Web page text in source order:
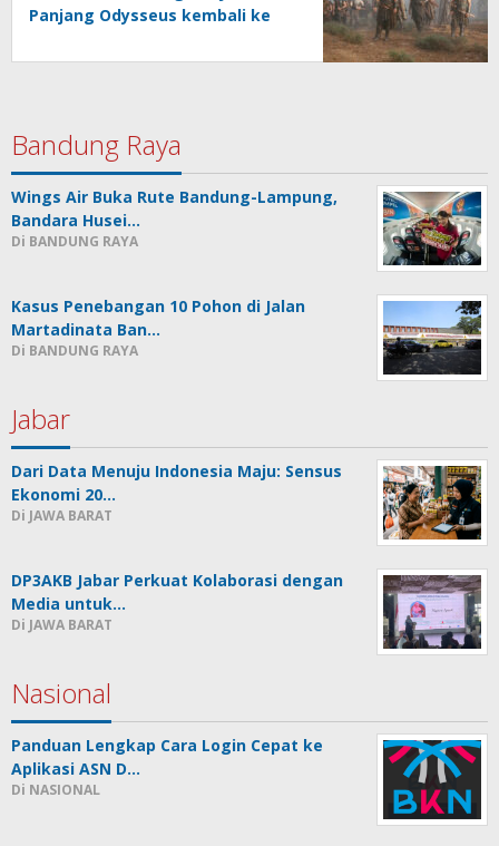
Panjang Odysseus kembali ke
Bandung Raya
Wings Air Buka Rute Bandung-Lampung,
Bandara Husei…
Di BANDUNG RAYA
Kasus Penebangan 10 Pohon di Jalan
Martadinata Ban…
Di BANDUNG RAYA
Jabar
Dari Data Menuju Indonesia Maju: Sensus
Ekonomi 20…
Di JAWA BARAT
DP3AKB Jabar Perkuat Kolaborasi dengan
Media untuk…
Di JAWA BARAT
Nasional
Panduan Lengkap Cara Login Cepat ke
Aplikasi ASN D…
Di NASIONAL